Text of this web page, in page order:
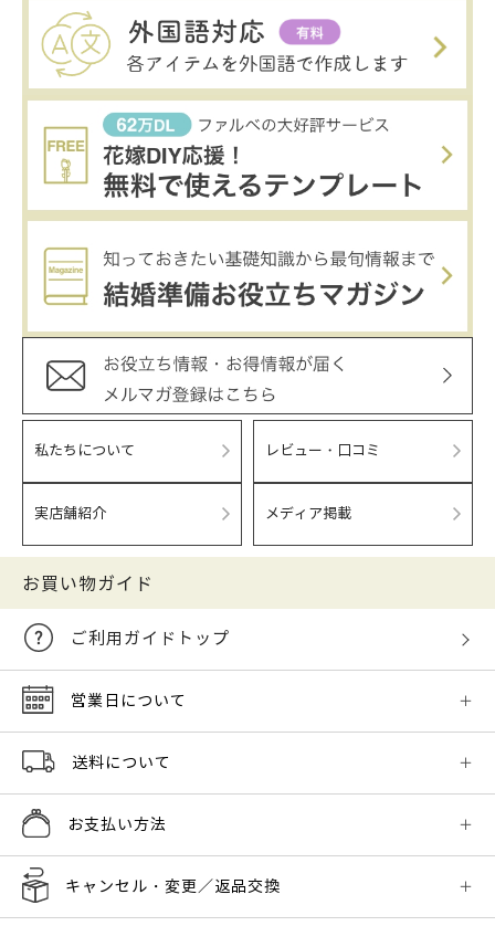
私たちについて レビュー・口コミ
実店舗紹介 メディア掲載
お買い物ガイド
ご利用ガイドトップ
営業日について
送料について
お支払い方法
キャンセル・変更／返品交換